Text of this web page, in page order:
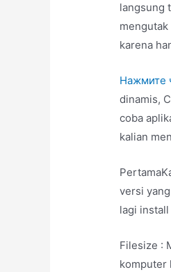
langsung
karena
Нажмите
dinamis,
coba
kalian
versi
lagi
Filesize :
komputer